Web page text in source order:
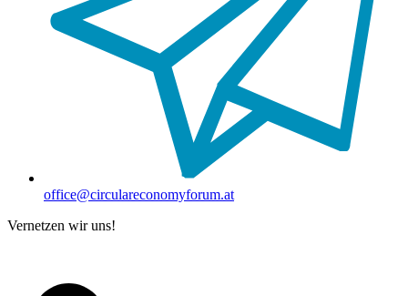
office@circulareconomyforum.at
Vernetzen wir uns!